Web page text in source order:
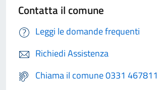
Contatta il comune
Leggi le domande frequenti
Richiedi Assistenza
Chiama il comune 0331 467811